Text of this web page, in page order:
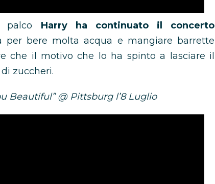
palco Harry ha continuato il concerto
per bere molta acqua e mangiare barrette
che il motivo che lo ha spinto a lasciare il
zuccheri.
Beautiful” @ Pittsburg l’8 Luglio